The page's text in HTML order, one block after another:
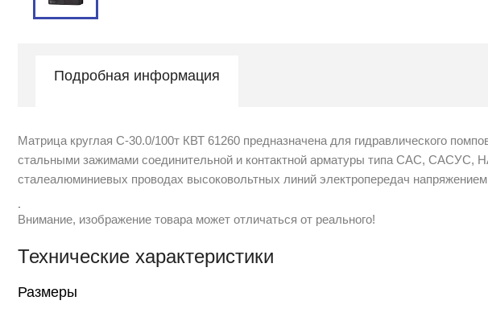
Подробная информация
Матрица круглая С-30.0/100т КВТ 61260 предназначена для гидравлического
стальными зажимами соединительной и контактной арматуры типа САС,
сталеалюминиевых проводах высоковольтных линий электропередач
Внимание, изображение товара может отличаться от реального!
Технические характеристики
Размеры